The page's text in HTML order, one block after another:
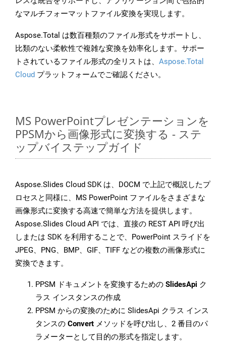
なマルチフォーマットファイル変換を実現します。
Aspose.Total は数百種類のファイル形式をサポートし、
比類のない柔軟性で複雑な変換を効率化します。サポー
トされているファイル形式の全リストは、 Aspose.Total
Cloud プラットフォームでご確認ください。
MS PowerPointプレゼンテーションを
PPSMから画像形式に変換する - ステ
ップバイステップガイド
Aspose.Slides Cloud SDK は、DOCM で上記で概説したプ
ロセスと同様に、MS PowerPoint ファイルをさまざまな
画像形式に変換する高速で簡単な方法を提供します。
Aspose.Slides Cloud API では、直接の REST API 呼び出
しまたは SDK を利用することで、PowerPoint スライドを
JPEG、PNG、BMP、GIF、TIFF などの複数の画像形式に
変換できます。
PPSM ドキュメントを変換するための SlidesApi ク
ラス インスタンスの作成
PPSM からの変換のために SlidesApi クラス インス
タンスの Convert メソッドを呼び出し、2 番目のパ
ラメーターとして目的の形式を指定します。